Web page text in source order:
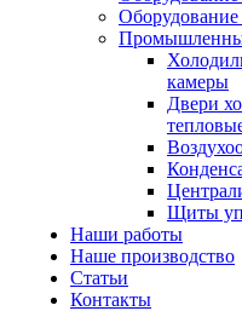
Оборудование
камеры
Двери
Щиты
Наши работы
Наше производство
Статьи
Контакты